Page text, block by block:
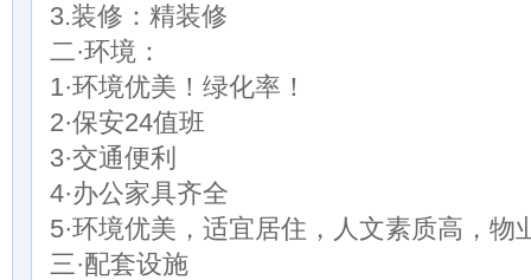
3.装修：精装修
二·环境：
1·环境优美！绿化率！
2·保安24值班
3·交通便利
4·办公家具齐全
5·环境优美，适宜居住，人文素质高，物
三·配套设施